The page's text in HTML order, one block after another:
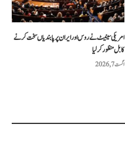
امریکی سینیٹ نے روس اور ایران پر پابندیاں سخت کرنے
کا بل منظور کرلیا
اگست 7, 2026